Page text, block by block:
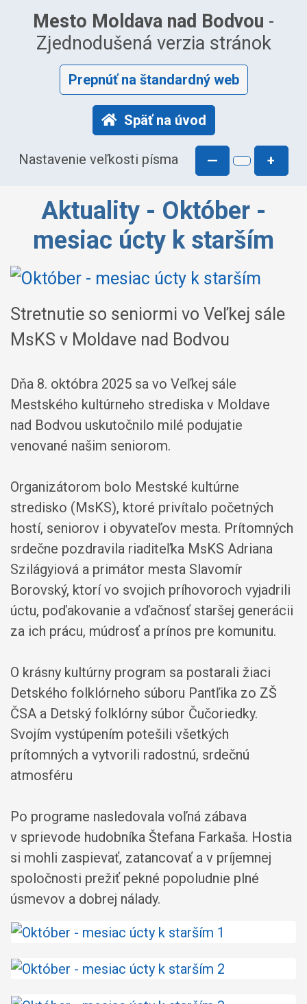
Mesto Moldava nad Bodvou -
Zjednodušená verzia stránok
Prepnúť na štandardný web
Späť na úvod
Nastavenie veľkosti písma — +
Aktuality - Október -
mesiac úcty k starším
Stretnutie so seniormi vo Veľkej sále
MsKS v Moldave nad Bodvou
Dňa 8. októbra 2025 sa vo Veľkej sále
Mestského kultúrneho strediska v Moldave
nad Bodvou uskutočnilo milé podujatie
venované našim seniorom.
Organizátorom bolo Mestské kultúrne
stredisko (MsKS), ktoré privítalo početných
hostí, seniorov i obyvateľov mesta. Prítomných
srdečne pozdravila riaditeľka MsKS Adriana
Szilágyiová a primátor mesta Slavomír
Borovský, ktorí vo svojich príhovoroch vyjadrili
úctu, poďakovanie a vďačnosť staršej generácii
za ich prácu, múdrosť a prínos pre komunitu.
O krásny kultúrny program sa postarali žiaci
Detského folklórneho súboru Pantľika zo ZŠ
ČSA a Detský folklórny súbor Čučoriedky.
Svojím vystúpením potešili všetkých
prítomných a vytvorili radostnú, srdečnú
atmosféru
Po programe nasledovala voľná zábava
v sprievode hudobníka Štefana Farkaša. Hostia
si mohli zaspievať, zatancovať a v príjemnej
spoločnosti prežiť pekné popoludnie plné
úsmevov a dobrej nálady.